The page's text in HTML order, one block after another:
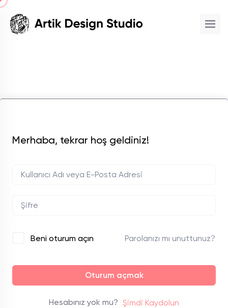
Merhaba, tekrar hoş geldiniz!
Beni oturum açın Parolanızı mı unuttunuz?
Oturum açmak
Hesabınız yok mu? Şimdi Kaydolun